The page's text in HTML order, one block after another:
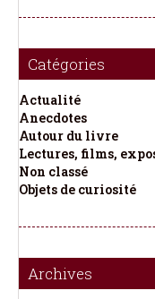
Catégories
Actualité
Anecdotes
Autour du livre
Lectures, films,
Non classé
Objets de curiosité
Archives